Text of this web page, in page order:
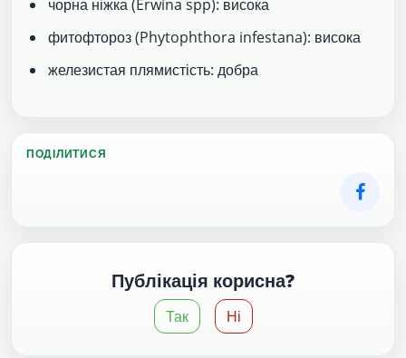
чорна ніжка (Erwina spp): висока
фитофтороз (Phytophthora infestana): висока
железистая плямистість: добра
ПОДІЛИТИСЯ
Публікація корисна?
Так Ні